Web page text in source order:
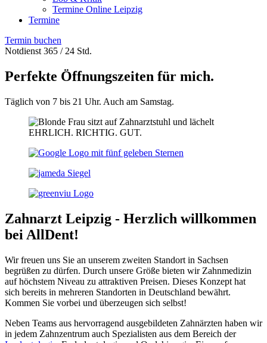
Termine Online Leipzig
Termine
Termin buchen
Notdienst 365 / 24 Std.
Perfekte Öffnungszeiten für mich.
Täglich von 7 bis 21 Uhr. Auch am Samstag.
EHRLICH. RICHTIG. GUT.
Zahnarzt Leipzig - Herzlich willkommen
bei AllDent!
Wir freuen uns Sie an unserem zweiten Standort in Sachsen
begrüßen zu dürfen. Durch unsere Größe bieten wir Zahnmedizin
auf höchstem Niveau zu attraktiven Preisen. Dieses Konzept hat
sich bereits in mehreren Standorten in Deutschland bewährt.
Kommen Sie vorbei und überzeugen sich selbst!
Neben Teams aus hervorragend ausgebildeten Zahnärzten haben wir
in jedem Zahnzentrum auch Spezialisten aus dem Bereich der